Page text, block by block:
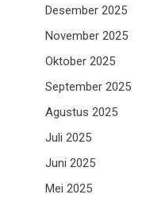
Desember 2025
November 2025
Oktober 2025
September 2025
Agustus 2025
Juli 2025
Juni 2025
Mei 2025